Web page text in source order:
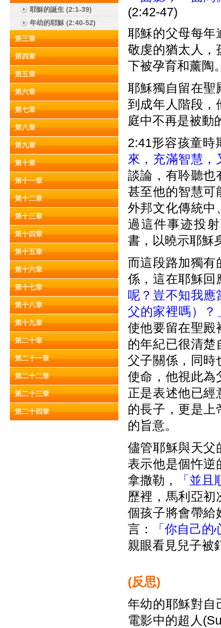
耶穌的誕生 (2:1-39)
年幼的耶穌 (2:40-52)
第三章
第四章
第五章
第六章
第七章
第八章
第九章
第十章
第十一章
第十二章
第十三章
第十四章
第十五章
第十六章
第十七章
第十八章
第十九章
第二十章
第二十一章
第二十二章
第二十三章
第二十四章
(2:42-47)
耶穌的父母每年
敬虔的猶太人，
下被孕育和薰陶
耶穌獨自留在聖
到成年人階段，
庭中不再是被動
2:41形容孩童時
來，充滿智慧，
談論，有聆聽也
甚至他的智慧可
外邦文化傳統中
過這件事迹投
書，以曉示耶穌
而這段路加獨有
係，這在耶穌回
呢？豈不知我應
父的家裡嗎）？
使他要留在聖殿
的年紀已很清楚
父子關係，同時
使命，他視此為
正是表述他已經
的長子，更是上
的旨意。
儘管耶穌與天父
表示他是個忤逆
拿撒勒，
「並
歷裡，馬利亞
個孩子將會帶給
言：
「你自己
親眼看見兒子被
(反思)
年幼的耶穌對自
電影中的超人